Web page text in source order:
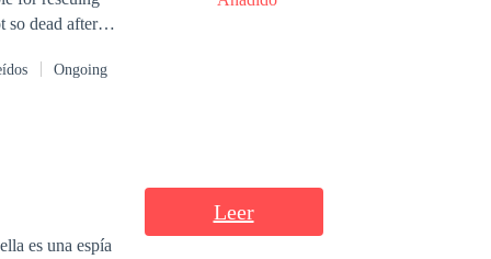
so dead afterall
Ongoing
es una espía
Leer